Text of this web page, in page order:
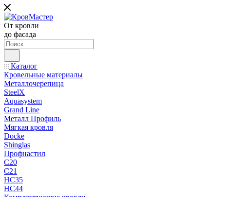
От кровли
до фасада
Каталог
Кровельные материалы
Металлочерепица
SteelX
Aquasystem
Grand Line
Металл Профиль
Мягкая кровля
Docke
Shinglas
Профнастил
C20
C21
НС35
НС44